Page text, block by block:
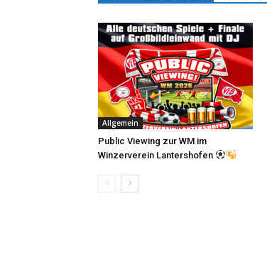
Allgemein
Public Viewing zur WM im
Winzerverein Lantershofen